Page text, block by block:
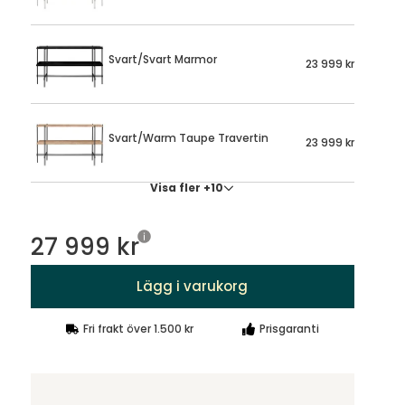
Svart/Svart Marmor 23 999 kr
Svart/Warm Taupe Travertin 23 999 kr
Visa fler +10
27 999 kr
Lägg i varukorg
Fri frakt över 1.500 kr Prisgaranti